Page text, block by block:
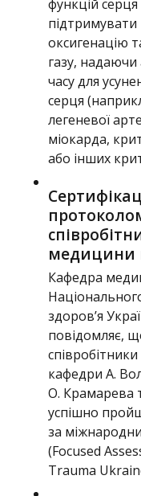
функцій
підтримувати
оксигенацію
газу, надаючи
часу для
серця
легеневої
міокарда,
або інших
медицини
Кафедра
здоров’я
повідомляє,
кафедри А.
О. Крамарева
успішно
за
(Focused
Trauma